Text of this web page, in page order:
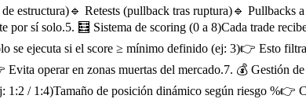
estructura)🔹 Retests (pullback tras ruptura)🔹
sí solo.5. 🧮 Sistema de scoring (0 a 8)Cada trade
ejecuta si el score ≥ mínimo definido (ej: 3)👉 Esto
operar en zonas muertas del mercado.7. 💰 Gestión
/ 1:4)Tamaño de posición dinámico según riesgo %👉